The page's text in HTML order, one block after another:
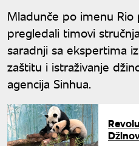
Mladunče po imenu
pregledali timovi
saradnji sa ekspertima
zaštitu i istraživanje
agencija Sinhua.